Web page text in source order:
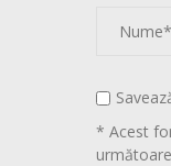
* Acest